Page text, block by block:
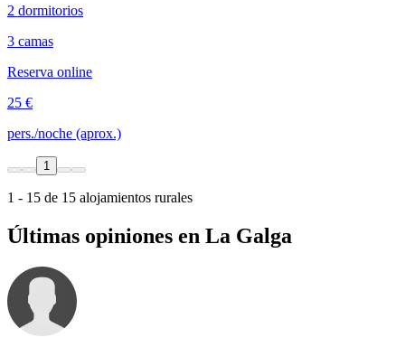
2 dormitorios
3 camas
Reserva online
25 €
pers./noche (aprox.)
1
1 - 15 de 15 alojamientos rurales
Últimas opiniones en La Galga